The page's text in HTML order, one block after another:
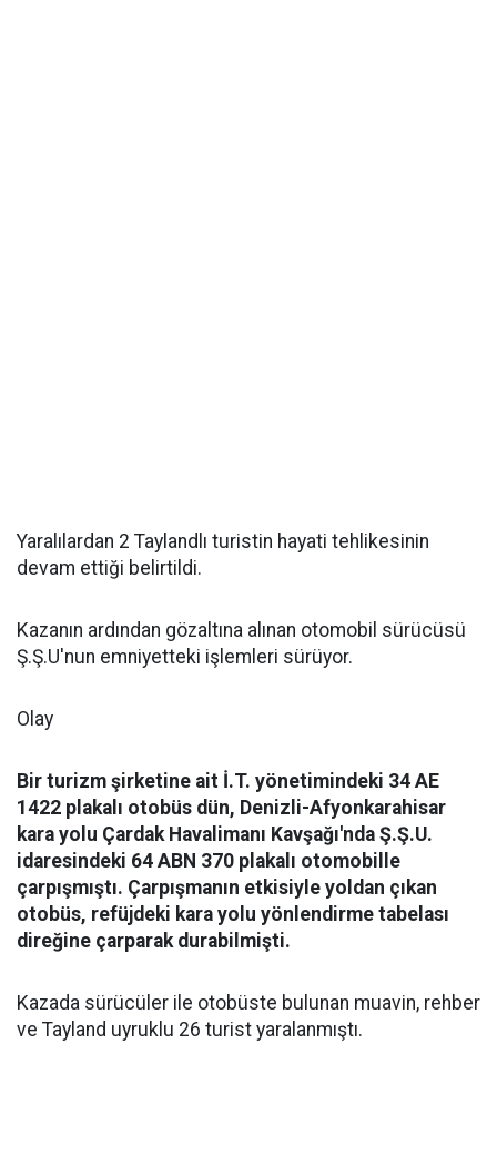
Yaralılardan 2 Taylandlı turistin hayati tehlikesinin
devam ettiği belirtildi.
Kazanın ardından gözaltına alınan otomobil sürücüsü
Ş.Ş.U'nun emniyetteki işlemleri sürüyor.
Olay
Bir turizm şirketine ait İ.T. yönetimindeki 34 AE
1422 plakalı otobüs dün, Denizli-Afyonkarahisar
kara yolu Çardak Havalimanı Kavşağı'nda Ş.Ş.U.
idaresindeki 64 ABN 370 plakalı otomobille
çarpışmıştı. Çarpışmanın etkisiyle yoldan çıkan
otobüs, refüjdeki kara yolu yönlendirme tabelası
direğine çarparak durabilmişti.
Kazada sürücüler ile otobüste bulunan muavin, rehber
ve Tayland uyruklu 26 turist yaralanmıştı.